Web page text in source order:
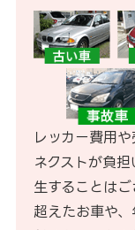
レッカー費用
ネクストが負
生することは
超えたお車や